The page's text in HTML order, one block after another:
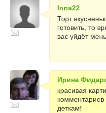
Inna22
Торт
готовить, то
вас уйдёт
Ирина
красивая
деткам!